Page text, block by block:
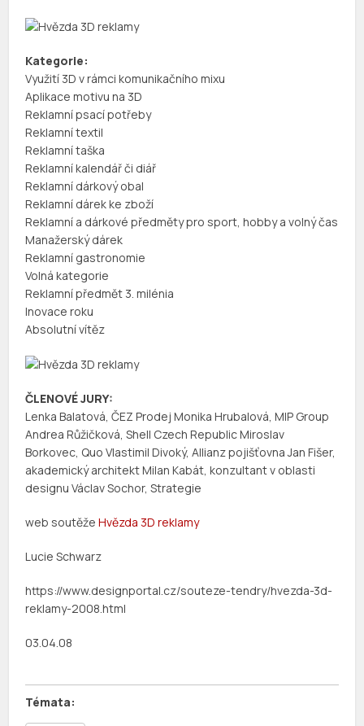
Kategorie:
Využití 3D v rámci komunikačního mixu
Aplikace motivu na 3D
Reklamní psací potřeby
Reklamní textil
Reklamní taška
Reklamní kalendář či diář
Reklamní dárkový obal
Reklamní dárek ke zboží
Reklamní a dárkové předměty pro sport, hobby a volný čas
Manažerský dárek
Reklamní gastronomie
Volná kategorie
Reklamní předmět 3. milénia
Inovace roku
Absolutní vítěz
ČLENOVÉ JURY:
Lenka Balatová, ČEZ Prodej Monika Hrubalová, MIP Group
Andrea Růžičková, Shell Czech Republic Miroslav
Borkovec, Quo Vlastimil Divoký, Allianz pojišťovna Jan Fišer,
akademický architekt Milan Kabát, konzultant v oblasti
designu Václav Sochor, Strategie
web soutěžeHvězda 3D reklamy
Lucie Schwarz
https://www.designportal.cz/souteze-tendry/hvezda-3d-
reklamy-2008.html
03.04.08